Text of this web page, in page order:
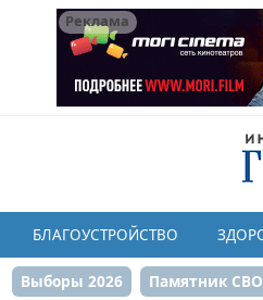
Реклама
БЛАГОУСТРОЙСТВО
Выборы 2026 Памятник СВО